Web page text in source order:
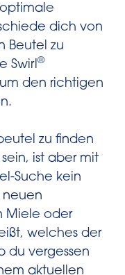
Computer:
der Marke
deines
man die
auf
Falls du
Marke
„Marke
den
dich von
Beutel zu
Swirl ®
den richtigen
zu finden
ist aber mit
Suche kein
neuen
Miele oder
welches der
du vergessen
aktuellen